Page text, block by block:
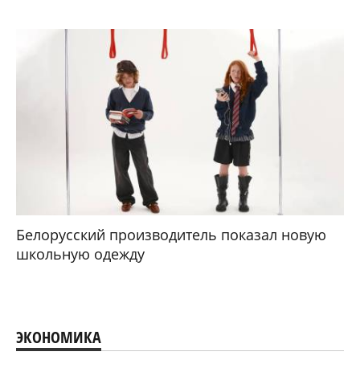
Белорусский производитель показал новую
школьную одежду
ЭКОНОМИКА